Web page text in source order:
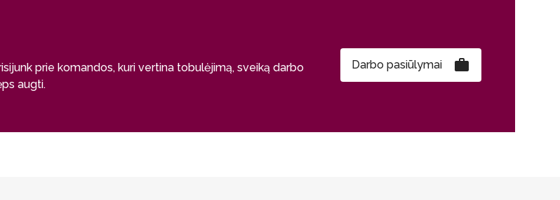
prie komandos, kuri vertina tobulėjimą, sveiką darbo
augti.
Darbo pasiūlymai